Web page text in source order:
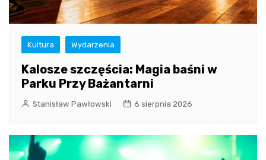
Kultura Wydarzenia
Kalosze szczęścia: Magia baśni w
Parku Przy Bażantarni
Stanisław Pawłowski 6 sierpnia 2026